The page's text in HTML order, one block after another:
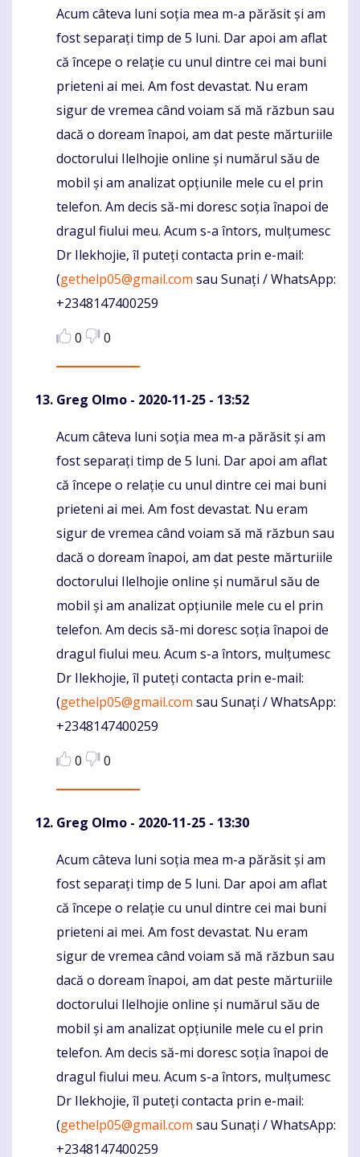
Komentaras
Acum câteva luni soția mea m-a părăsit și am
fost separați timp de 5 luni. Dar apoi am aflat
că începe o relație cu unul dintre cei mai buni
prieteni ai mei. Am fost devastat. Nu eram
sigur de vremea când voiam să mă răzbun sau
dacă o doream înapoi, am dat peste mărturiile
doctorului Ilelhojie online și numărul său de
mobil și am analizat opțiunile mele cu el prin
telefon. Am decis să-mi doresc soția înapoi de
dragul fiului meu. Acum s-a întors, mulțumesc
Dr Ilekhojie, îl puteți contacta prin e-mail:
(gethelp05@gmail.com sau Sunați / WhatsApp:
+2348147400259
0
0
Greg Olmo - 2020-11-25 - 13:52
Komentaras
Acum câteva luni soția mea m-a părăsit și am
fost separați timp de 5 luni. Dar apoi am aflat
că începe o relație cu unul dintre cei mai buni
prieteni ai mei. Am fost devastat. Nu eram
sigur de vremea când voiam să mă răzbun sau
dacă o doream înapoi, am dat peste mărturiile
doctorului Ilelhojie online și numărul său de
mobil și am analizat opțiunile mele cu el prin
telefon. Am decis să-mi doresc soția înapoi de
dragul fiului meu. Acum s-a întors, mulțumesc
Dr Ilekhojie, îl puteți contacta prin e-mail:
(gethelp05@gmail.com sau Sunați / WhatsApp:
+2348147400259
0
0
Greg Olmo - 2020-11-25 - 13:30
Komentaras
Acum câteva luni soția mea m-a părăsit și am
fost separați timp de 5 luni. Dar apoi am aflat
că începe o relație cu unul dintre cei mai buni
prieteni ai mei. Am fost devastat. Nu eram
sigur de vremea când voiam să mă răzbun sau
dacă o doream înapoi, am dat peste mărturiile
doctorului Ilelhojie online și numărul său de
mobil și am analizat opțiunile mele cu el prin
telefon. Am decis să-mi doresc soția înapoi de
dragul fiului meu. Acum s-a întors, mulțumesc
Dr Ilekhojie, îl puteți contacta prin e-mail:
(gethelp05@gmail.com sau Sunați / WhatsApp:
+2348147400259